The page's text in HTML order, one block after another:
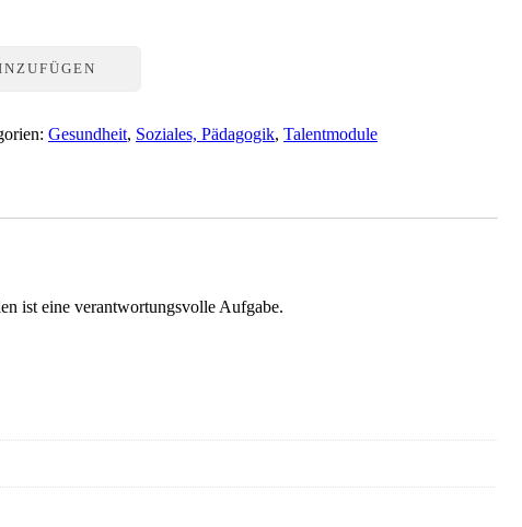
Gesundheit, Soziales, Pädagogik,Talentmodule
ist eine verantwortungsvolle Aufgabe.